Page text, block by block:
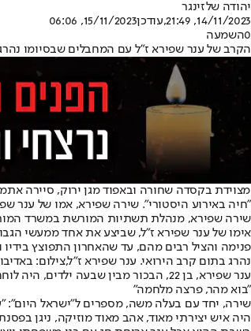
יהודה שלזינגר
14/11/2023, 21:49
,עודכן15/11/2023, 06:06
0השמעה
הקרב של ענר שפירא ז"ל עם המחבלים שבסיומו
מצוידת בקסדה שחורה ובאפוד מגן ירוק, סיירה
"חיה באירוע היסטורי". שירה שפירא, אמו של ענר
שירה שפירא, מנהלת תשתיות המורשת במשרד
פנימה והציל רבים מהם, עד שהאחרון התפוצץ בידיו
נהרג בתום קרב הירואי. ענר שפירא ז"ל,צילום:
ענר שפירא, בן 22, הבכור מבין שבעה ילדים, היה לוחם בסיירת נח"ל והיה צפוי להשתחרר מהשירות הצבאי בעוד ארבעה חודשים. הוא יצא עם חברו באותה שבת למסיבה ברעים ומשם הגיע למיגונית, בה פעל בצורה מופתית.
"בוא מהר, פרצה מלחמה"
שירה, יחד עם בעלה משה, מספרים ל"ישראל היום":
היה איש יצירתי מאוד, אהב מאוד מוזיקה, ניגן בפסנתר קלאסי מגיל 6 עד גיל 18